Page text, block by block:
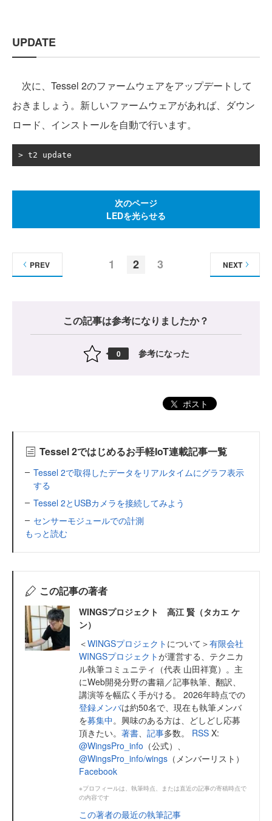
UPDATE
次に、Tessel 2のファームウェアをアップデートして
おきましょう。新しいファームウェアがあれば、ダウン
ロード、インストールを自動で行います。
> t2 update
次のページ
LEDを光らせる
1 2 3
PREV NEXT
この記事は参考になりましたか？
0 参考になった
ポスト
Tessel 2ではじめるお手軽IoT連載記事一覧
Tessel 2で取得したデータをリアルタイムにグラフ表示
する
Tessel 2とUSBカメラを接続してみよう
センサーモジュールでの計測
もっと読む
この記事の著者
WINGSプロジェクト 高江 賢（タカエ ケ
ン）
＜WINGSプロジェクト について＞有限会社
WINGSプロジェクトが運営する、テクニカ
ル執筆コミュニティ（代表 山田祥寛）。主
にWeb開発分野の書籍／記事執筆、翻訳、
講演等を幅広く手がける。 2026年時点での
登録メンバは約50名で、現在も執筆メンバ
を募集中。興味のある方は、どしどし応募
頂きたい。 著書 記事多数。 RSS X:
@WingsPro_info （公式）、
@WingsPro_info/wings （メンバーリスト）
Facebook
※プロフィールは、執筆時点、または直近の記事の寄稿時点で
の内容です
この著者の最近の執筆記事